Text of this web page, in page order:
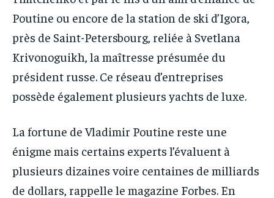
Poutine ou encore de la station de ski d’Igora,
près de Saint-Petersbourg, reliée à Svetlana
Krivonoguikh, la maîtresse présumée du
président russe. Ce réseau d’entreprises
possède également plusieurs yachts de luxe.
La fortune de Vladimir Poutine reste une
énigme mais certains experts l’évaluent à
plusieurs dizaines voire centaines de milliards
de dollars, rappelle le magazine Forbes. En